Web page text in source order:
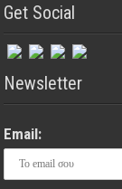
Get Social
Newsletter
Email: